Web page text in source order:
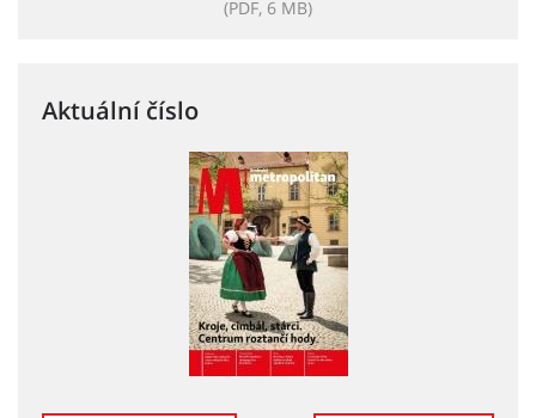
(PDF, 6 MB)
Aktuální číslo